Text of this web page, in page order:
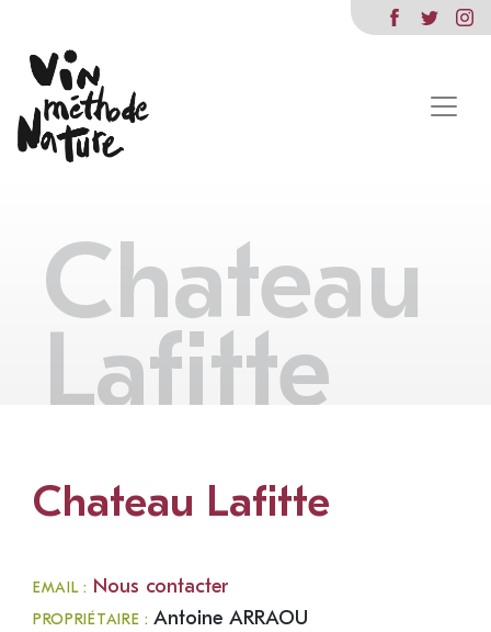
Chateau
Lafitte
Chateau Lafitte
EMAIL : Nous contacter
PROPRIÉTAIRE :Antoine ARRAOU